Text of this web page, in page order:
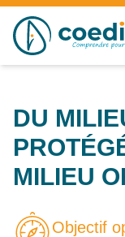
Accès au contenu
DU
MILIEU
Objectif
Panneau de gestion